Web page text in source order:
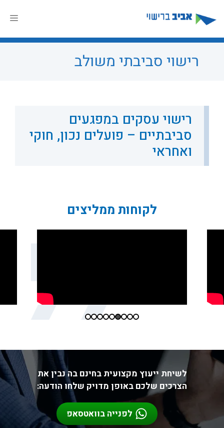
לתוכן
רישוי סביבתי משולב
רישוי עסקים במפגעים
סביבתיים – פועלים נכון, חוקי
ואחראי
לקוחות ממליצים
לשיחת ייעוץ מקצועית בחינם בה נבין את
הצרכים שלכם באופן מדויק שלחו הודעה:
לפנייה בוואטסאפ